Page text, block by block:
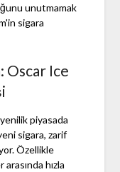
unutmamak
sigara
Oscar Ice
piyasada
sigara, zarif
Özellikle
hızla